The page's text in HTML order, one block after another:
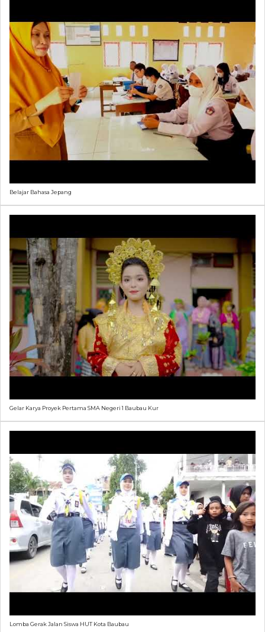
Belajar Bahasa Jepang
Gelar Karya Proyek Pertama SMA Negeri 1 Baubau Kur
Lomba Gerak Jalan Siswa HUT Kota Baubau